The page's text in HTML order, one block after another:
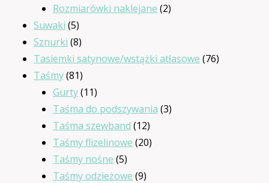
Rozmiarówki naklejane 22
Suwaki 55
produktów
Sznurki 88
produktów
Tasiemki satynowe/wstążki atłasowe 7676
Taśmy 8181
produktów
Gurty 1111
produktów
Taśma do podszywania 33
Taśma szewband 1212
produktów
Taśmy flizelinowe 2020
Taśmy nośne 55
produktów
Taśmy odzieżowe 99